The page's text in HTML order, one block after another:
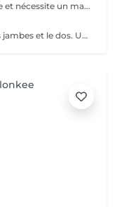
Le dos maintien l'ossature de l'anatomie et nécessite un massage régulier pour retrouver sa vigueur. Notre massage est doux mais suffisamment profond pour qu'il se relâche et que vous soyez totalement détendu.
Un massage signature pour l'arrière des jambes et le dos. Un moment de lâcher prise assuré.